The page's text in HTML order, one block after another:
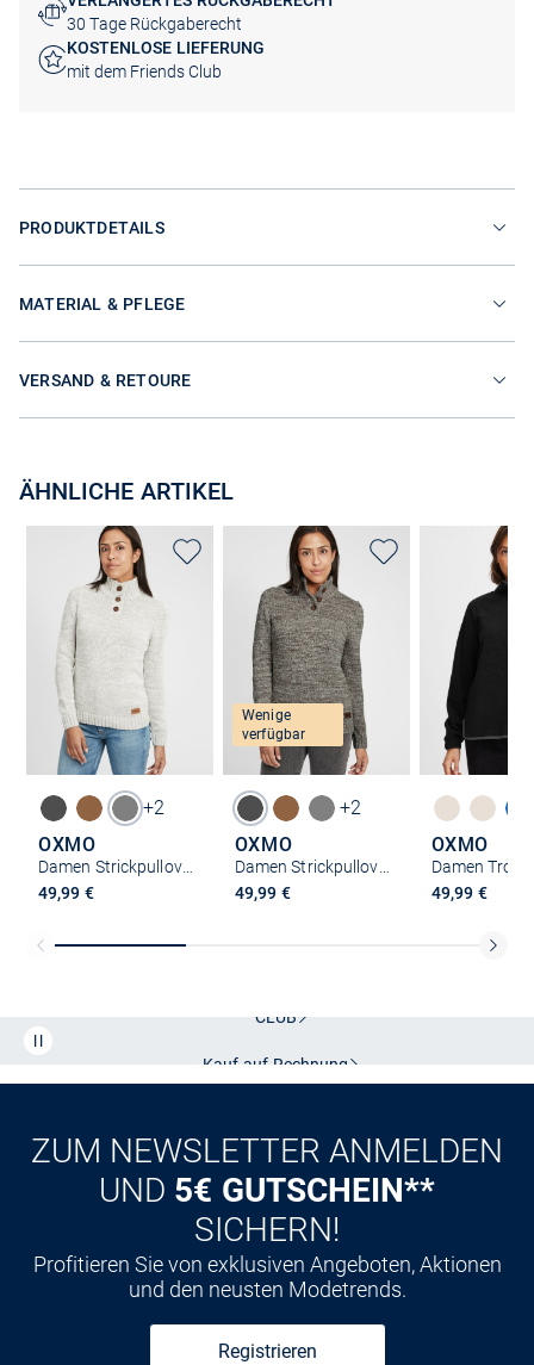
30 Tage Rückgaberecht
KOSTENLOSE LIEFERUNG
mit dem Friends Club
PRODUKTDETAILS
MATERIAL & PFLEGE
VERSAND & RETOURE
ÄHNLICHE ARTIKEL
+2
OXMO
Damen Strickpullover - OXPhilicita
49,99 €
Wenige
verfügbar
+2
OXMO
49,99 €
OXMO
49,99 €
CLUB
ZUM NEWSLETTER ANMELDEN
UND 5€ GUTSCHEIN**
SICHERN!
Profitieren Sie von exklusiven Angeboten, Aktionen
und den neusten Modetrends.
Registrieren